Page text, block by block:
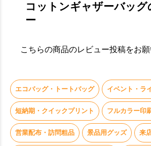
コットンギャザーバッグ
ー
こちらの商品のレビュー投稿をお願
エコバッグ・トートバッグ イベント・ラ
短納期・クイックプリント フルカラー印
営業配布・訪問粗品 景品用グッズ 来